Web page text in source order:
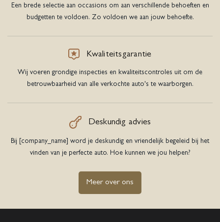
Een brede selectie aan occasions om aan verschillende behoeften en
budgetten te voldoen. Zo voldoen we aan jouw behoefte.
Kwaliteitsgarantie
Wij voeren grondige inspecties en kwaliteitscontroles uit om de
betrouwbaarheid van alle verkochte auto's te waarborgen.
Deskundig advies
Bij [company_name] word je deskundig en vriendelijk begeleid bij het
vinden van je perfecte auto. Hoe kunnen we jou helpen?
Meer over ons